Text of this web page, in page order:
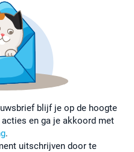
blijf je op de hoogte
en ga je akkoord met
.
uitschrijven door te